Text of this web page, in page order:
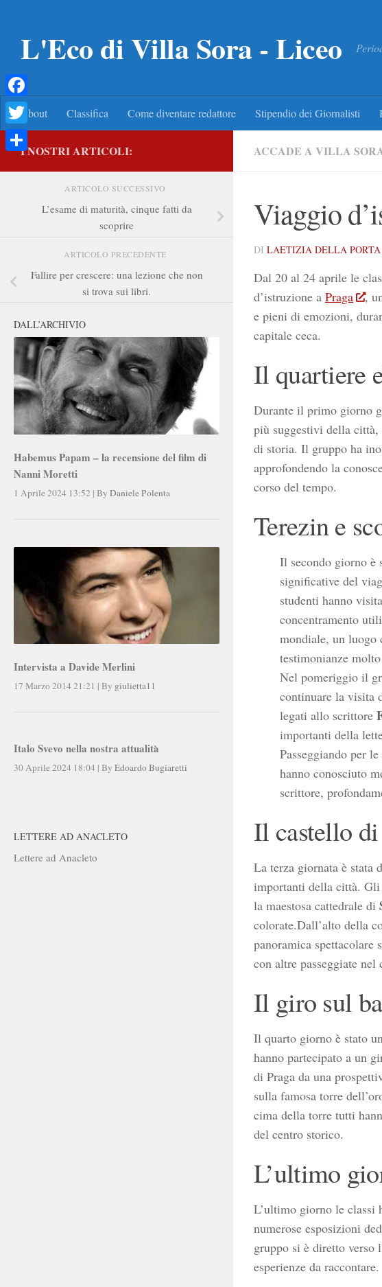
L'Eco di Villa Sora - Liceo
About Classifica Come diventare redattore Stipendio dei Giornalisti
ACCADE A VILLA
Viaggio
DI LAETIZIA DELLA PORTA
Dal 20 al 24 aprile le
d’istruzione a Praga
,
e pieni di emozioni,
capitale ceca.
Il quartiere
Durante il primo giorno
più suggestivi della città,
di storia. Il gruppo ha
approfondendo la
corso del tempo.
Terezin e
Il secondo giorno è
significative del
studenti hanno
concentramento
mondiale, un luogo
testimonianze
Nel pomeriggio il
continuare la visita
legati allo scrittore
importanti della
Passeggiando per
hanno conosciuto
scrittore,
Il castello
La terza giornata è stata
importanti della città. Gli
la maestosa cattedrale di
colorate.Dall’alto della
panoramica
con altre passeggiate nel
Il giro sul
Il quarto giorno è stato
hanno partecipato a un
di Praga da una
sulla famosa torre
cima della torre tutti
del centro storico.
L’ultimo
L’ultimo giorno le classi
numerose esposizioni
gruppo si è diretto
esperienze da raccontare.
I NOSTRI ARTICOLI:
ARTICOLO SUCCESSIVO
L’esame di maturità, cinque fatti da
scoprire
ARTICOLO PRECEDENTE
Fallire per crescere: una lezione che non
si trova sui libri.
DALL’ARCHIVIO
Habemus Papam – la recensione del film di
Nanni Moretti
1 Aprile 2024 13:52 | By Daniele Polenta
Intervista a Davide Merlini
17 Marzo 2014 21:21 | By giulietta11
Italo Svevo nella nostra attualità
30 Aprile 2024 18:04 | By Edoardo Bugiaretti
LETTERE AD ANACLETO
Lettere ad Anacleto
Facebook
Twitter